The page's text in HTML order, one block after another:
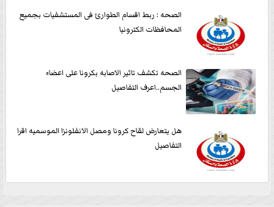
الصحه : ربط اقسام الطوارئ فى المستشفيات بجميع
المحافظات الكترونيا
الصحه تكشف تاثير الاصابه بكرونا على اعضاء
الجسم..اعرف التفاصيل
هل يتعارض لقاح كرونا ومصل الانفلونزا الموسميه اقرا
التفاصيل